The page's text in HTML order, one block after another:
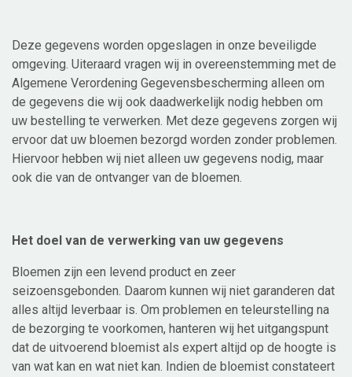
Deze gegevens worden opgeslagen in onze beveiligde
omgeving. Uiteraard vragen wij in overeenstemming met de
Algemene Verordening Gegevensbescherming alleen om
de gegevens die wij ook daadwerkelijk nodig hebben om
uw bestelling te verwerken. Met deze gegevens zorgen wij
ervoor dat uw bloemen bezorgd worden zonder problemen.
Hiervoor hebben wij niet alleen uw gegevens nodig, maar
ook die van de ontvanger van de bloemen.
Het doel van de verwerking van uw gegevens
Bloemen zijn een levend product en zeer
seizoensgebonden. Daarom kunnen wij niet garanderen dat
alles altijd leverbaar is. Om problemen en teleurstelling na
de bezorging te voorkomen, hanteren wij het uitgangspunt
dat de uitvoerend bloemist als expert altijd op de hoogte is
van wat kan en wat niet kan. Indien de bloemist constateert